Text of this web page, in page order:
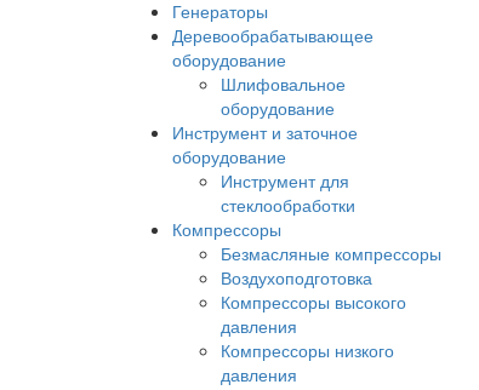
Генераторы
Деревообрабатывающее
оборудование
Шлифовальное
оборудование
Инструмент и заточное
оборудование
Инструмент для
стеклообработки
Компрессоры
Безмасляные компрессоры
Воздухоподготовка
Компрессоры высокого
давления
Компрессоры низкого
давления